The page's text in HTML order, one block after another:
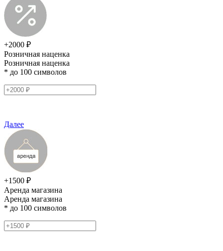
+2000 ₽
Розничная наценка
Розничная наценка
* до 100 символов
Далее
+1500 ₽
Аренда магазина
Аренда магазина
* до 100 символов